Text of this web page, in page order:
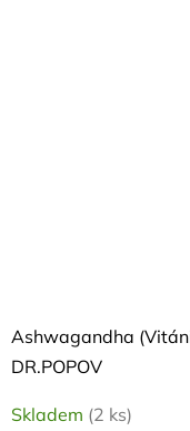
Ashwagandha
DR.POPOV
Skladem (2 ks)